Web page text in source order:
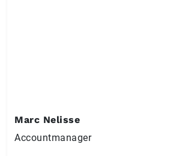
Marc Nelisse
Accountmanager